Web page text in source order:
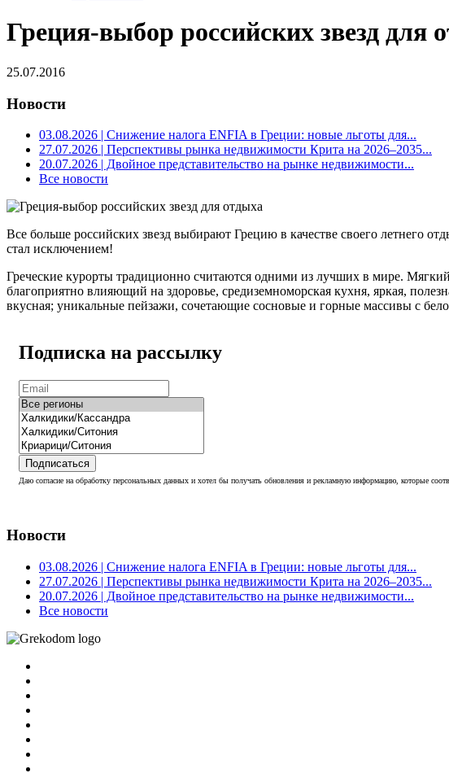
Греция-выбор российских звезд для
25.07.2016
Новости
03.08.2026 | Снижение налога ENFIA в Греции: новые льготы для...
27.07.2026 | Перспективы рынка недвижимости Крита на 2026–2035...
20.07.2026 | Двойное представительство на рынке недвижимости...
Все новости
Все больше российских звезд выбирают Грецию в качестве своего летнего
стал исключением!
Греческие курорты традиционно считаются одними из лучших в мире.
благоприятно влияющий на здоровье, средиземноморская кухня, яркая,
вкусная; уникальные пейзажи, сочетающие сосновые и горные массивы с
Подписка на рассылку
Подписаться
Даю согласие на обработку персональных данных и хотел бы получать обновления и рекламную информацию, которые
Новости
03.08.2026 | Снижение налога ENFIA в Греции: новые льготы для...
27.07.2026 | Перспективы рынка недвижимости Крита на 2026–2035...
20.07.2026 | Двойное представительство на рынке недвижимости...
Все новости